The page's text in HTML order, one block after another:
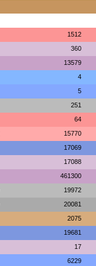
1512
360
13579
4
5
251
64
15770
17069
17088
461300
19972
20081
2075
19681
17
6229